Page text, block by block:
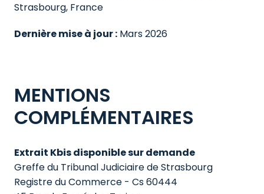
Strasbourg, France
Dernière mise à jour : Mars 2026
MENTIONS
COMPLÉMENTAIRES
Extrait Kbis disponible sur demande
Greffe du Tribunal Judiciaire de Strasbourg
Registre du Commerce - Cs 60444